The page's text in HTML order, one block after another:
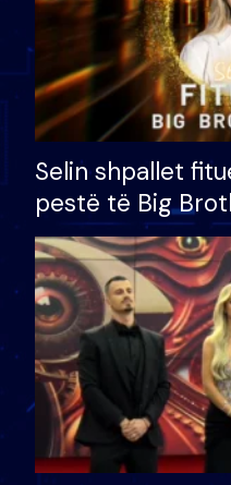
Selin shpallet
pestë të Big
çmimin e madh